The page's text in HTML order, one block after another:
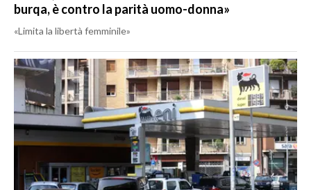
burqa, è contro la parità uomo-donna»
«Limita la libertà femminile»